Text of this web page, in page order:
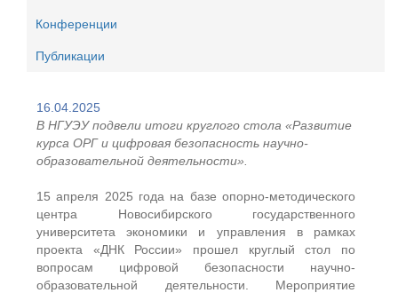
Конференции
Публикации
16.04.2025
В НГУЭУ подвели итоги круглого стола «Развитие
курса ОРГ и цифровая безопасность научно-
образовательной деятельности».
15 апреля 2025 года на базе опорно-методического
центра Новосибирского государственного
университета экономики и управления в рамках
проекта «ДНК России» прошел круглый стол по
вопросам цифровой безопасности научно-
образовательной деятельности. Мероприятие